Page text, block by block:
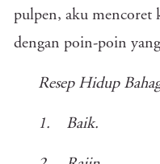
pulpen, aku mencoret
dengan poin-poin
Resep Hidup
1. Baik.